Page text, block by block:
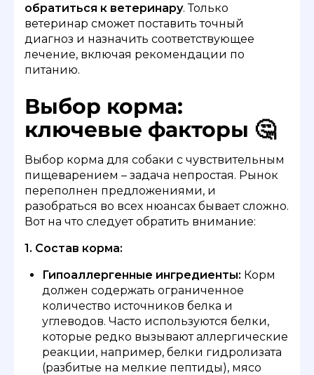
обратиться к ветеринару. Только
ветеринар сможет поставить точный
диагноз и назначить соответствующее
лечение, включая рекомендации по
питанию.
Выбор корма:
ключевые факторы 🤔
Выбор корма для собаки с чувствительным
пищеварением – задача непростая. Рынок
переполнен предложениями, и
разобраться во всех нюансах бывает сложно.
Вот на что следует обратить внимание:
1. Состав корма:
Гипоаллергенные ингредиенты: Корм
должен содержать ограниченное
количество источников белка и
углеводов. Часто используются белки,
которые редко вызывают аллергические
реакции, например, белки гидролизата
(разбитые на мелкие пептиды), мясо